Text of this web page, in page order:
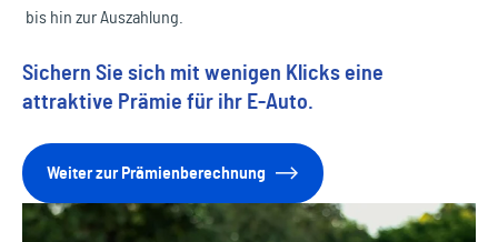
keinen Schaden nimmt, werden die Beulen mit
beseitigt.
bis hin zur Auszahlung.
Sichern Sie sich mit wenigen Klicks eine
attraktive Prämie für ihr E-Auto.
Weiter zur Prämienberechnung